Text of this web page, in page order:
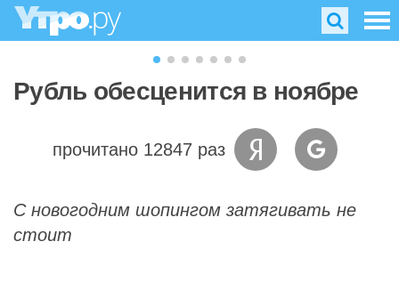
Рубль обесценится в ноябре
прочитано 12847 раз
С новогодним шопингом затягивать не
стоит